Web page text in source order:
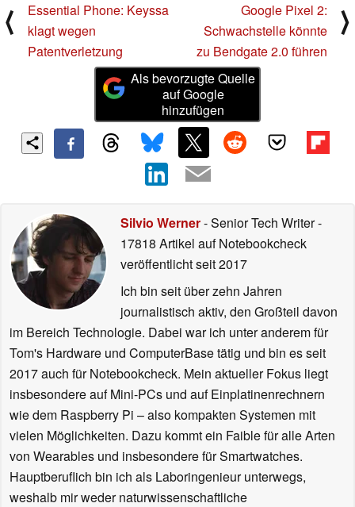
⟨
Essential Phone: Keyssa
klagt wegen
Patentverletzung
Google Pixel 2:
Schwachstelle könnte
zu Bendgate 2.0 führen
⟩
Als bevorzugte Quelle
auf Google
hinzufügen
Silvio Werner- Senior Tech Writer-
17818 Artikel auf Notebookcheck
veröffentlichtseit 2017
Ich bin seit über zehn Jahren
journalistisch aktiv, den Großteil davon
im Bereich Technologie. Dabei war ich unter anderem für
Tom's Hardware und ComputerBase tätig und bin es seit
2017 auch für Notebookcheck. Mein aktueller Fokus liegt
insbesondere auf Mini-PCs und auf Einplatinenrechnern
wie dem Raspberry Pi – also kompakten Systemen mit
vielen Möglichkeiten. Dazu kommt ein Faible für alle Arten
von Wearables und insbesondere für Smartwatches.
Hauptberuflich bin ich als Laboringenieur unterwegs,
weshalb mir weder naturwissenschaftliche